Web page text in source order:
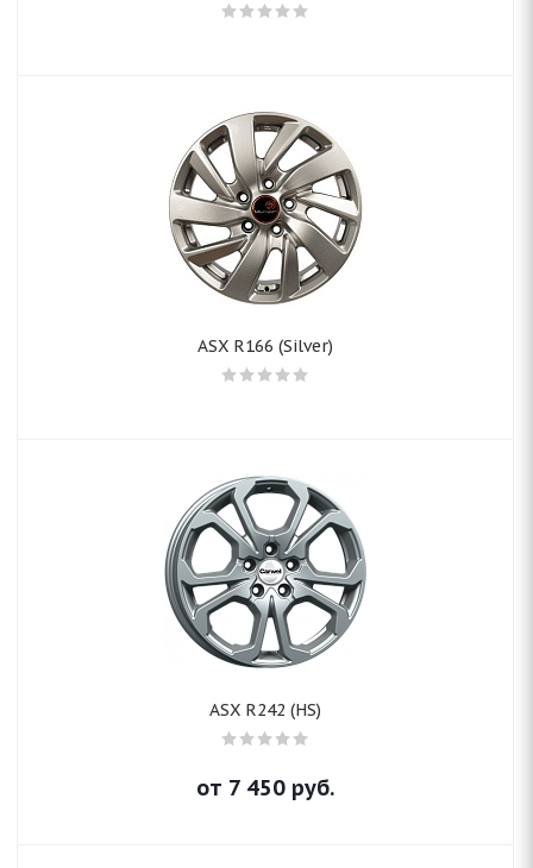
ASX R166 (Silver)
ASX R242 (HS)
от 7 450 руб.